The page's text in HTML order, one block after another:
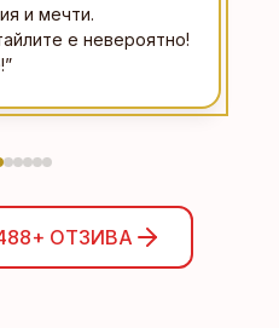
и мечти.
е невероятно!
”
ОТЗИВА